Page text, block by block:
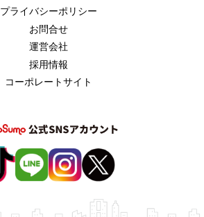
プライバシーポリシー
お問合せ
運営会社
採用情報
コーポレートサイト